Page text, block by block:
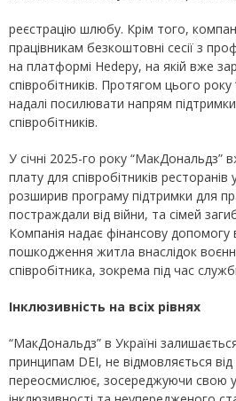
реєстрацію шлюбу. Крім того,
працівникам безкоштовні сесії з
на платформі Hedepy, на якій вже
співробітників. Протягом цього
надалі посилювати напрям
співробітників.
У січні 2025-го року “МакДональдз”
плату для співробітників
розширив програму підтримки для
постраждали від війни, та сімей
Компанія надає фінансову допомогу
пошкодження житла внаслідок
співробітника, зокрема під час
Інклюзивність на всіх рівнях
“МакДональдз” в Україні
принципам DEI, не відмовляється
переосмислює, зосереджуючи свою